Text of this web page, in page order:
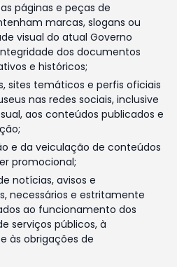
páginas e peças de
marcas, slogans ou
visual do atual Governo
dos documentos
e históricos;
sites temáticos e perfis oficiais
nas redes sociais, inclusive
aos conteúdos publicados e
e da veiculação de conteúdos
promocional;
notícias, avisos e
necessários e estritamente
ao funcionamento dos
serviços públicos, à
às obrigações de